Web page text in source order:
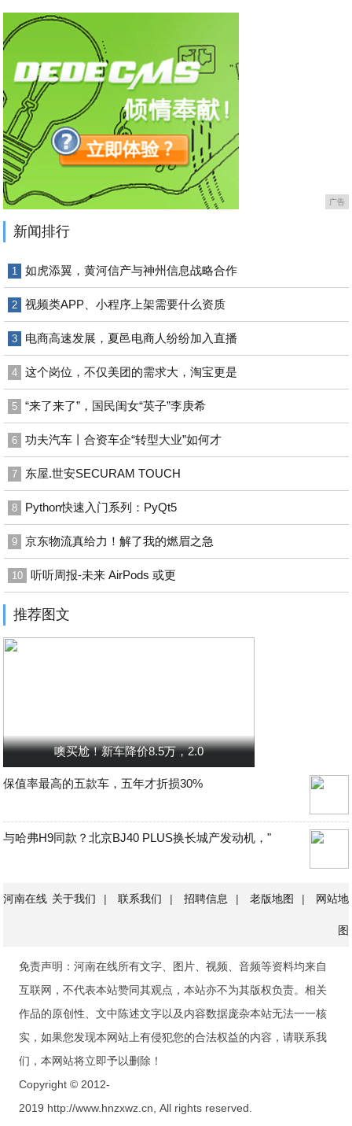
广告
新闻排行
1 如虎添翼，黄河信产与神州信息战略合作
2 视频类APP、小程序上架需要什么资质
3 电商高速发展，夏邑电商人纷纷加入直播
4 这个岗位，不仅美团的需求大，淘宝更是
5 “来了来了”，国民闺女“英子”李庚希
6 功夫汽车丨合资车企“转型大业”如何才
7 东屋.世安SECURAM TOUCH
8 Python快速入门系列：PyQt5
9 京东物流真给力！解了我的燃眉之急
10 听听周报-未来 AirPods 或更
推荐图文
噢买尬！新车降价8.5万，2.0
保值率最高的五款车，五年才折损30%
与哈弗H9同款？北京BJ40 PLUS换长城产发动机，"
河南在线 关于我们 | 联系我们 | 招聘信息 | 老版地图 | 网站地
图
免责声明：河南在线所有文字、图片、视频、音频等资料均来自
互联网，不代表本站赞同其观点，本站亦不为其版权负责。相关
作品的原创性、文中陈述文字以及内容数据庞杂本站无法一一核
实，如果您发现本网站上有侵犯您的合法权益的内容，请联系我
们，本网站将立即予以删除！
Copyright © 2012-
2019 http://www.hnzxwz.cn, All rights reserved.